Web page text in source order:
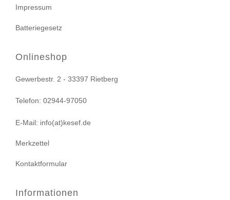
Impressum
Batteriegesetz
Onlineshop
Gewerbestr. 2 - 33397 Rietberg
Telefon: 02944-97050
E-Mail: info(at)kesef.de
Merkzettel
Kontaktformular
Informationen